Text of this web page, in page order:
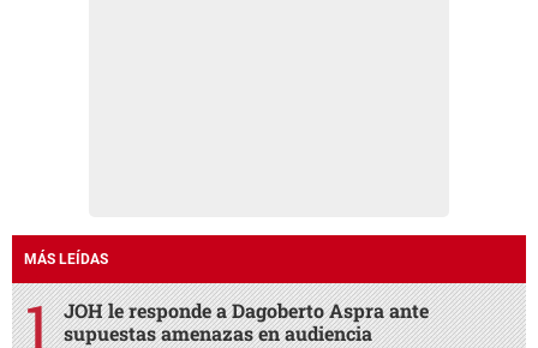
MÁS LEÍDAS
JOH le responde a Dagoberto Aspra ante
supuestas amenazas en audiencia